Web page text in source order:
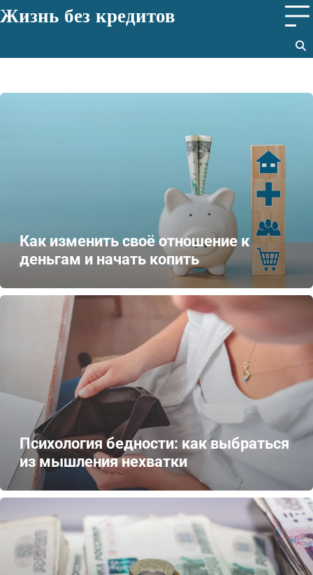
Перейти
к
Жизнь без кредитов
Как изменить своё отношение к
деньгам и начать копить
Психология бедности: как выбраться
из мышления нехватки